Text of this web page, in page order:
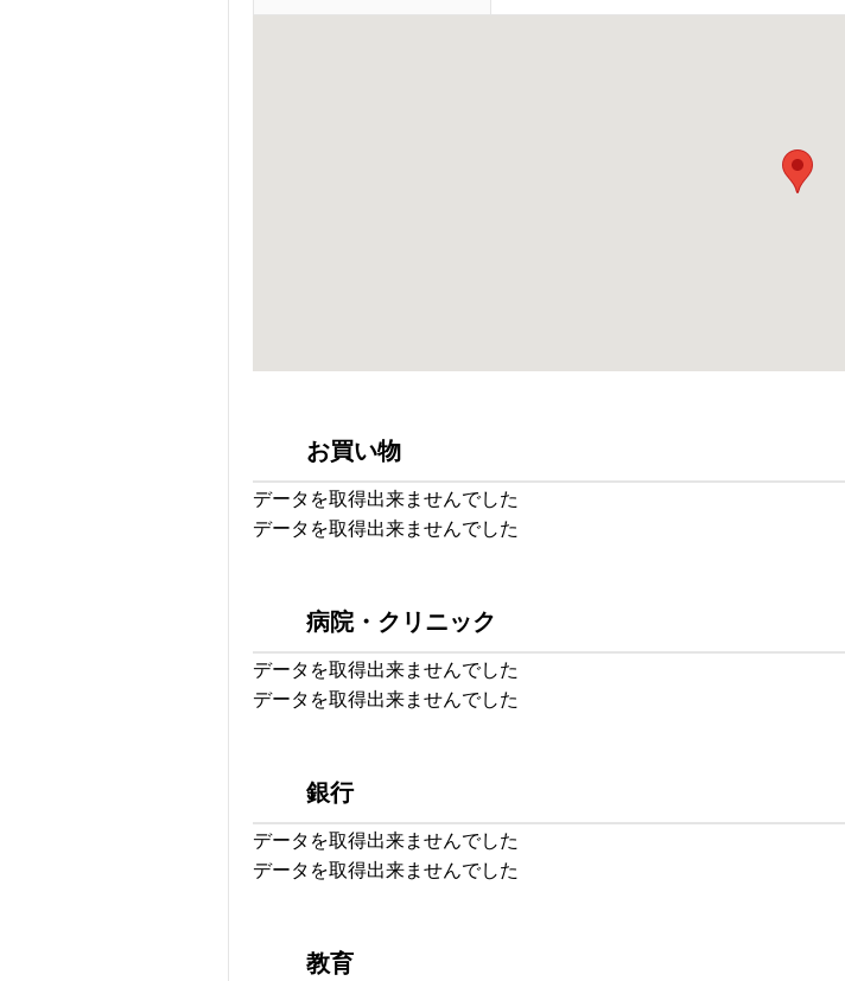
お買い物
データを取得出来ませんでした
データを取得出来ませんでした
病院・クリニック
データを取得出来ませんでした
データを取得出来ませんでした
銀行
データを取得出来ませんでした
データを取得出来ませんでした
教育